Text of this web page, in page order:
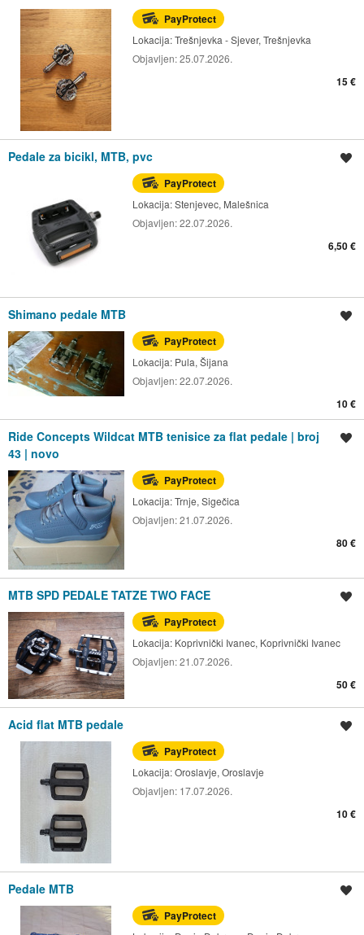
PayProtect
Lokacija:Trešnjevka - Sjever, Trešnjevka
Objavljen:25.07.2026.
15 €
Pedale za bicikl, MTB, pvc
PayProtect
Lokacija:Stenjevec, Malešnica
Objavljen:22.07.2026.
6,50 €
Shimano pedale MTB
PayProtect
Lokacija: Pula, Šijana
Objavljen:22.07.2026.
10 €
Ride Concepts Wildcat MTB tenisice za flat pedale | broj
43 | novo
PayProtect
Lokacija:Trnje, Sigečica
Objavljen:21.07.2026.
80 €
MTB SPD PEDALE TATZE TWO FACE
PayProtect
Lokacija: Koprivnički Ivanec, Koprivnički Ivanec
Objavljen:21.07.2026.
50 €
Acid flat MTB pedale
PayProtect
Lokacija:Oroslavje, Oroslavje
Objavljen: 17.07.2026.
10 €
Pedale MTB
PayProtect